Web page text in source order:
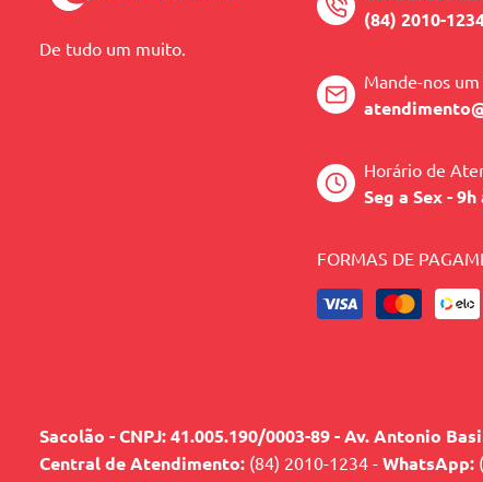
De tudo um muito.
(84) 2010-
Mande-nos um
Horário de
Seg a Sex - 9h
FORMAS DE
Sacolão - CNPJ: 41.005.190/0003-89 - Av. Antonio
Central de Atendimento: (84) 2010-1234 - WhatsApp: